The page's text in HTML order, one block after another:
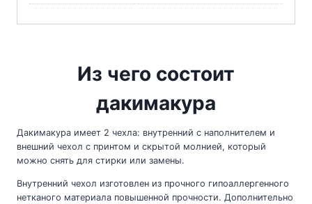
Из чего состоит
дакимакура
Дакимакура имеет 2 чехла: внутренний с наполнителем и
внешний чехол с принтом и скрытой молнией, который
можно снять для стирки или замены.
Внутренний чехол изготовлен из прочного гипоаллергенного
нетканого материала повышенной прочности. Дополнительно